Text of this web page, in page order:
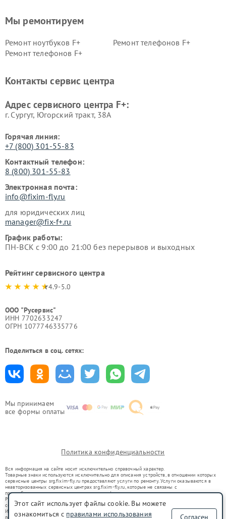
Мы принимаем
все формы оплаты
Мы ремонтируем
Ремонт ноутбуков F+
Ремонт телефонов F+
Ремонт телефонов F+
Контакты сервис центра
Адрес сервисного центра F+:
г. Сургут, Югорский тракт, 38А
Горячая линия:
+7 (800) 301-55-83
Контактный телефон:
8 (800) 301-55-83
Электронная почта:
info@fixim-fly.ru
для юридических лиц
manager@fix-f+.ru
График работы:
ПН-ВСК с 9:00 до 21:00 без перерывов и выходных
Рейтинг сервисного центра
4.9-5.0
ООО "Русервис"
ИНН 7702633247
ОГРН 1077746335776
Поделиться в соц. сетях:
Политика конфиденциальности
Вся информация на сайте носит исключительно справочный характер.
Товарные знаки используются исключительно для описания устройств, в отношении которых
сервисные центры srg.fixim-fly.ru предоставляют услуги по ремонту. Услуги оказываются в
неавторизованных сервисных центрах srg.fixim-fly.ru, которые не связаны с
правообладателями товарных знаков или их официальными представителями.
Ремонт осуществляется для устройств, уже введенных в гражданский оборот в соответствии
со статьей 1487 ГК РФ.
Использование товарных знаков не преследует цели индивидуализации услуг или введения
потребителей в заблуждение, а служит для информирования о предоставляемых услугах по
Этот сайт использует файлы cookie. Вы можете
ознакомиться с правилами использования Согласен